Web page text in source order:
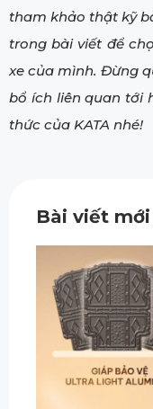
tham khảo thật kỹ
trong bài viết để
xe của mình. Đừng
bổ ích liên quan tới
thức của KATA nhé!
Bài viết